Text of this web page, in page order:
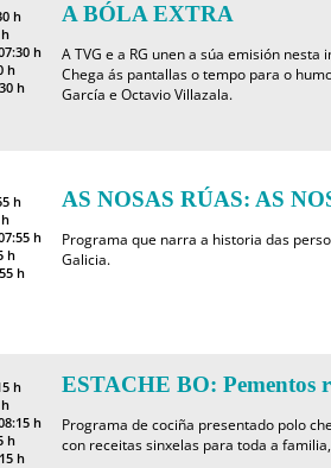
h
h
h
h
A BÓLA EXTRA
A TVG e a RG unen a súa emisión
Chega ás pantallas o tempo para o
García e Octavio Villazala.
h
h
h
h
AS NOSAS RÚAS: AS
Programa que narra a historia das
Galicia.
h
h
h
h
ESTACHE BO: Pementos
Programa de cociña presentado polo
con receitas sinxelas para toda a